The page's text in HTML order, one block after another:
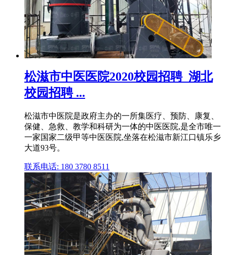
松滋市中医医院2020校园招聘_湖北
校园招聘 ...
松滋市中医院是政府主办的一所集医疗、预防、康复、
保健、急救、教学和科研为一体的中医医院,是全市唯一
一家国家二级甲等中医医院,坐落在松滋市新江口镇乐乡
大道93号。
联系电话: 180 3780 8511